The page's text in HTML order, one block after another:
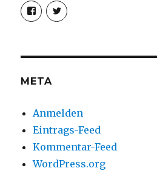
Profil
von
christoph.fleischer1
anzeigen
Profil
von
anzeigen
META
Anmelden
Eintrags-Feed
Kommentar-Feed
WordPress.org